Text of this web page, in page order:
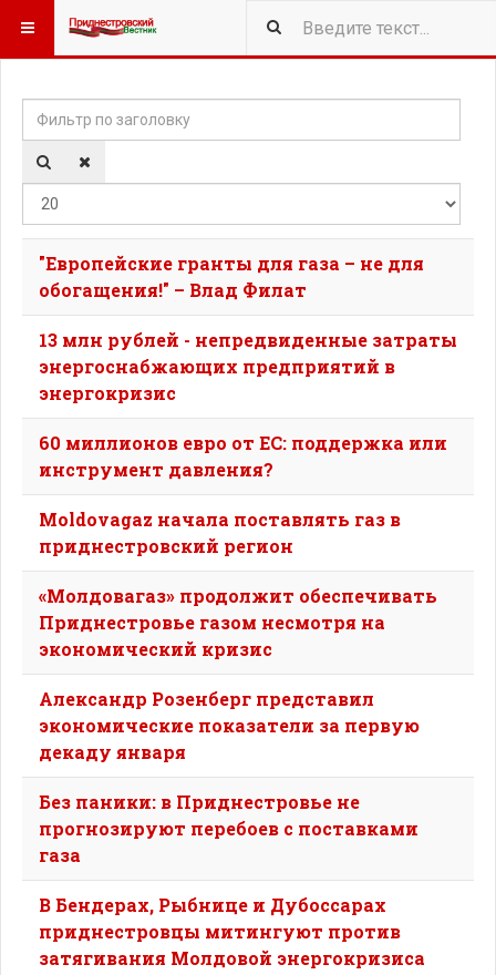
Фильтр по заголовку
"Европейские гранты для газа – не для
обогащения!" – Влад Филат
13 млн рублей - непредвиденные затраты
энергоснабжающих предприятий в
энергокризис
60 миллионов евро от ЕС: поддержка или
инструмент давления?
Moldovagaz начала поставлять газ в
приднестровский регион
«Молдовагаз» продолжит обеспечивать
Приднестровье газом несмотря на
экономический кризис
Александр Розенберг представил
экономические показатели за первую
декаду января
Без паники: в Приднестровье не
прогнозируют перебоев с поставками
газа
В Бендерах, Рыбнице и Дубоссарах
приднестровцы митингуют против
затягивания Молдовой энергокризиса